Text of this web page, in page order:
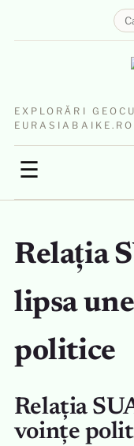
EXPLORĂRI
EURASIABAIKE.RO
☰
Relația
lipsa
politice
Relația
voințe